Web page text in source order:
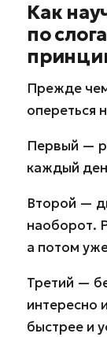
Как
по
Прежде
опереться
Первый —
каждый
Второй —
наоборот.
а потом
Третий —
интересно
быстрее и